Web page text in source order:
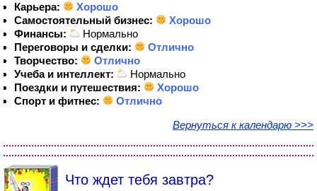
Карьера:
Хорошо
Самостоятельный бизнес:
Хорошо
Финансы:
Нормально
Переговоры и сделки:
Отлично
Творчество:
Отлично
Учеба и интеллект:
Нормально
Поездки и путешествия:
Хорошо
Спорт и фитнес:
Отлично
Вернуться к календарю >>>
Что ждет тебя завтра?